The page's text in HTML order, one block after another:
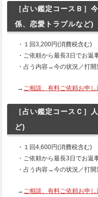
［占い鑑定コースＢ］
係、恋愛トラブルなど)
・１回3,200円(消費税含む)
・ご依頼から最長3日でお返
・占う内容→今の状況／打開
→ ご相談、有料ご依頼お申し
［占い鑑定コースＣ］
ど)
・１回4,600円(消費税含む)
・ご依頼から最長3日でお返
・占う内容→今の状況／打
→ ご相談、有料ご依頼お申し